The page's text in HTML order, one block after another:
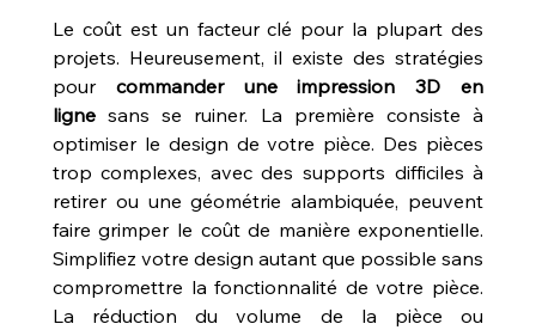
Le coût est un facteur clé pour la plupart des
projets. Heureusement, il existe des stratégies
pour commander une impression 3D en
ligne sans se ruiner. La première consiste à
optimiser le design de votre pièce. Des pièces
trop complexes, avec des supports difficiles à
retirer ou une géométrie alambiquée, peuvent
faire grimper le coût de manière exponentielle.
Simplifiez votre design autant que possible sans
compromettre la fonctionnalité de votre pièce.
La réduction du volume de la pièce ou